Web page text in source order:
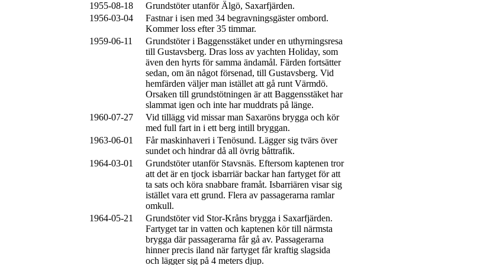
1955-08-18
Grundstöter utanför Älgö, Saxarfjärden.
1956-03-04
Fastnar i isen med 34 begravningsgäster ombord.
Kommer loss efter 35 timmar.
1959-06-11
Grundstöter i Baggensstäket under en uthyrningsresa
till Gustavsberg. Dras loss av yachten Holiday, som
även den hyrts för samma ändamål. Färden fortsätter
sedan, om än något försenad, till Gustavsberg. Vid
hemfärden väljer man istället att gå runt Värmdö.
Orsaken till grundstötningen är att Baggensstäket har
slammat igen och inte har muddrats på länge.
1960-07-27
Vid tillägg vid missar man Saxaröns brygga och kör
med full fart in i ett berg intill bryggan.
1963-06-01
Får maskinhaveri i Tenösund. Lägger sig tvärs över
sundet och hindrar då all övrig båttrafik.
1964-03-01
Grundstöter utanför Stavsnäs. Eftersom kaptenen tror
att det är en tjock isbarriär backar han fartyget för att
ta sats och köra snabbare framåt. Isbarriären visar sig
istället vara ett grund. Flera av passagerarna ramlar
omkull.
1964-05-21
Grundstöter vid Stor-Kråns brygga i Saxarfjärden.
Fartyget tar in vatten och kaptenen kör till närmsta
brygga där passagerarna får gå av. Passagerarna
hinner precis iland när fartyget får kraftig slagsida
och lägger sig på 4 meters djup.